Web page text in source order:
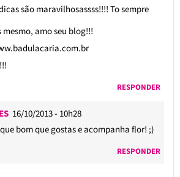
são maravilhosassss!!!! To sempre
mesmo, amo seu blog!!!
RESPONDER
16/10/2013 - 10h28
bom que gostas e acompanha flor! ;)
RESPONDER